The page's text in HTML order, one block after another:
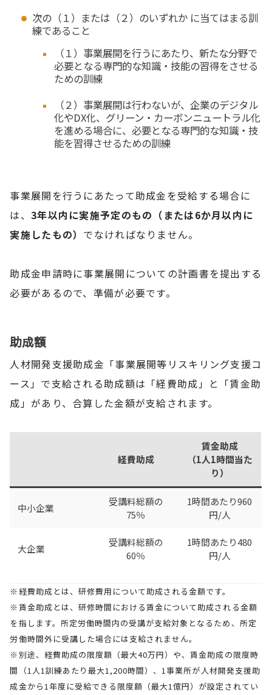
次の（１）または（２）のいずれか に当てはまる訓
練であること
（１）事業展開を行うにあたり、新たな分野で
必要となる専門的な知識・技能の習得をさせる
ための訓練
（２）事業展開は行わないが、企業のデジタル
化やDX化、グリーン・カーボンニュートラル化
を進める場合に、必要となる専門的な知識・技
能を習得させるための訓練
事業展開を行うにあたって助成金を受給する場合に
は、3年以内に実施予定のもの（または6か月以内に
実施したもの） でなければなりません。
助成金申請時に事業展開についての計画書を提出する
必要があるので、準備が必要です。
助成額
人材開発支援助成金「事業展開等リスキリング支援コ
ース」で支給される助成額は「経費助成」と「賃金助
成」があり、合算した金額が支給されます。
経費助成
賃金助成
（1人1時間当た
り）
中小企業
受講料総額の
75％
1時間あたり960
円/人
大企業
受講料総額の
60％
1時間あたり480
円/人
※経費助成とは、研修費用について助成される金額です。
※賃金助成とは、研修時間における賃金について助成される金額
を指します。所定労働時間内の受講が支給対象となるため、所定
労働時間外に受講した場合には支給されません。
※別途、経費助成の限度額（最大40万円）や、賃金助成の限度時
間（1人1訓練あたり最大1,200時間）、1事業所が人材開発支援助
成金から1年度に受給できる限度額（最大1億円）が設定されてい